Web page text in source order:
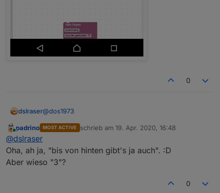
0
dslraser@dos1973
Online
padrino MOST ACTIVE schrieb am 19. Apr. 2020, 16:48
zuletzt editiert von
@dslraser
Oha, ah ja, "bis von hinten gibt's ja auch". :D
Aber wieso "3"?
0